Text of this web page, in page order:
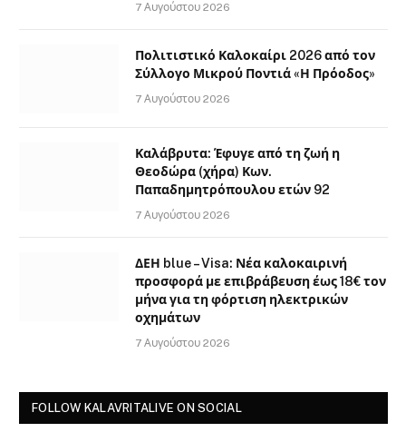
7 Αυγούστου 2026
Πολιτιστικό Καλοκαίρι 2026 από τον
Σύλλογο Μικρού Ποντιά «Η Πρόοδος»
7 Αυγούστου 2026
Καλάβρυτα: Έφυγε από τη ζωή η
Θεοδώρα (χήρα) Κων.
Παπαδημητρόπουλου ετών 92
7 Αυγούστου 2026
ΔΕΗ blue – Visa: Νέα καλοκαιρινή
προσφορά με επιβράβευση έως 18€ τον
μήνα για τη φόρτιση ηλεκτρικών
οχημάτων
7 Αυγούστου 2026
FOLLOW KALAVRITALIVE ON SOCIAL